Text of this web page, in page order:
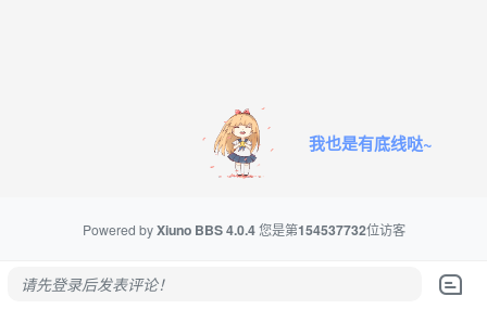
我也是有底线哒~
Powered byXiuno BBS4.0.4 您是第154537732位访客
请先登录后发表评论！